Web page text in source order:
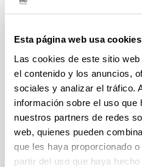
Esta página web usa cookies
Las cookies de este sitio
el contenido y los anuncios,
sociales y analizar el tráfico.
información sobre el uso que
nuestros partners de redes
web, quienes pueden
que les haya proporcionado
partir del uso que haya
Sociales
Participación y
Gestión de los
Internacional en
International Master in
Economía Social y
Desarrollo y
Globalización y
Arte Contemporáneo
Dirección de Proyectos